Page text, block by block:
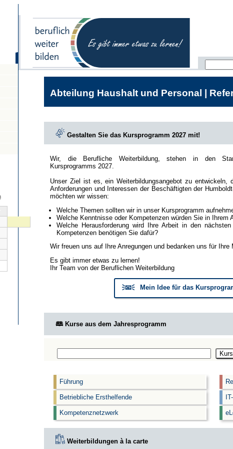
Abteilung Haushalt und Personal |
Gestalten Sie das Kursprogramm 2027 mit!
Wir, die Berufliche Weiterbildung, stehen in den
Kursprogramms 2027.
Unser Ziel ist es, ein Weiterbildungsangebot zu entwickeln,
Anforderungen und Interessen der Beschäftigten der
möchten wir wissen:
Welche Themen sollten wir in unser Kursprogramm
Welche Kenntnisse oder Kompetenzen würden Sie in Ihrem
Welche Herausforderung wird Ihre Arbeit in den
Kompetenzen benötigen Sie dafür?
Wir freuen uns auf Ihre Anregungen und bedanken uns für Ihre
Es gibt immer etwas zu lernen!
Ihr Team von der Beruflichen Weiterbildung
🗦📧🗧 Mein Idee für das
🕮 Kurse aus dem Jahresprogramm
Führung
Betriebliche Ersthelfende
Kompetenznetzwerk
Weiterbildungen à la carte